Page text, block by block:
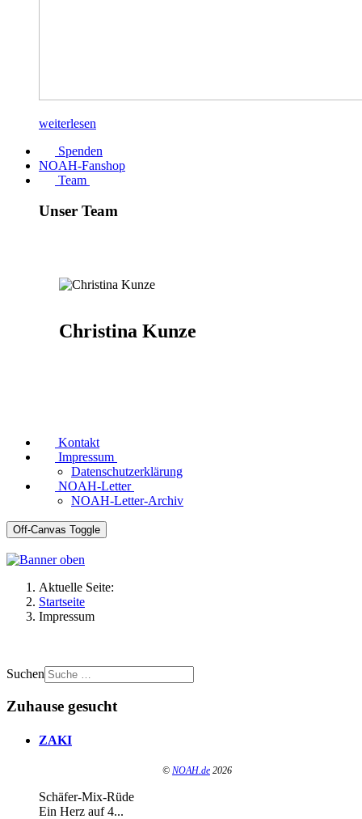
weiterlesen
Spenden
NOAH-Fanshop
Team
Unser Team
Christina Kunze
Kontakt
Impressum
Datenschutzerklärung
NOAH-Letter
NOAH-Letter-Archiv
Off-Canvas Toggle
Aktuelle Seite:
Startseite
Impressum
Suchen
Zuhause gesucht
ZAKI
© NOAH.de 2026
Schäfer-Mix-Rüde
Ein Herz auf 4...